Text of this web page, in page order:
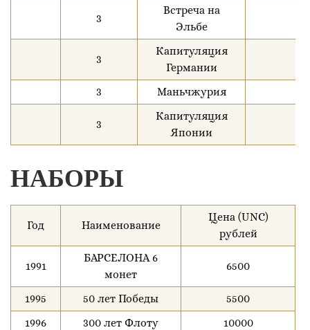
3
Встреча на
Эльбе
3
Капитуляция
Германии
3
Маньчжурия
3
Капитуляция
Японии
НАБОРЫ
Год Наименование
Цена (UNC)
рублей
1991
БАРСЕЛОНА 6
монет
6500
1995 50 лет Победы
5500
1996
300 лет Флоту 10000